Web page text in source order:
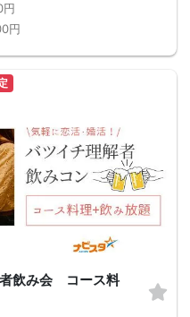
円
円
飲み会 コース料